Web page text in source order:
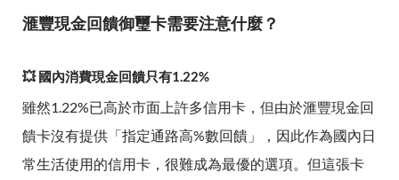
滙豐現金回饋御璽卡需要注意什麼？
💥 國內消費現金回饋只有1.22%
雖然1.22%已高於市面上許多信用卡，但由於滙豐現金回
饋卡沒有提供「指定通路高%數回饋」，因此作為國內日
常生活使用的信用卡，很難成為最優的選項。但這張卡